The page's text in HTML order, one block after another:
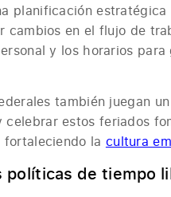
planificación estratégica
en el flujo de
y los horarios para
también juegan
estos feriados
la cultura
políticas de tiempo